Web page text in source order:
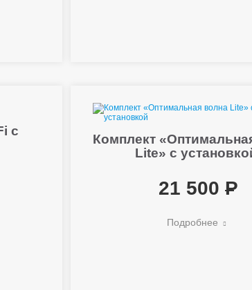
с
Комплект
Lite» с
21 500
Подробнее